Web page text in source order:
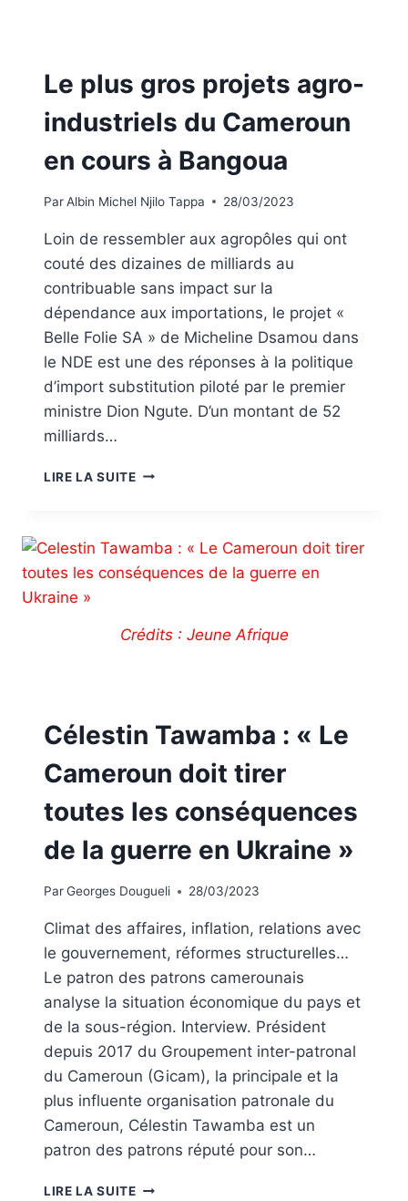
Le plus gros projets agro-
industriels du Cameroun
en cours à Bangoua
ParAlbin Michel Njilo Tappa 28/03/2023
Loin de ressembler aux agropôles qui ont
couté des dizaines de milliards au
contribuable sans impact sur la
dépendance aux importations, le projet «
Belle Folie SA » de Micheline Dsamou dans
le NDE est une des réponses à la politique
d’import substitution piloté par le premier
ministre Dion Ngute. D’un montant de 52
milliards…
LIRE LA SUITE
Crédits : Jeune Afrique
Célestin Tawamba : « Le
Cameroun doit tirer
toutes les conséquences
de la guerre en Ukraine »
ParGeorges Dougueli 28/03/2023
Climat des affaires, inflation, relations avec
le gouvernement, réformes structurelles…
Le patron des patrons camerounais
analyse la situation économique du pays et
de la sous-région. Interview. Président
depuis 2017 du Groupement inter-patronal
du Cameroun (Gicam), la principale et la
plus influente organisation patronale du
Cameroun, Célestin Tawamba est un
patron des patrons réputé pour son…
LIRE LA SUITE